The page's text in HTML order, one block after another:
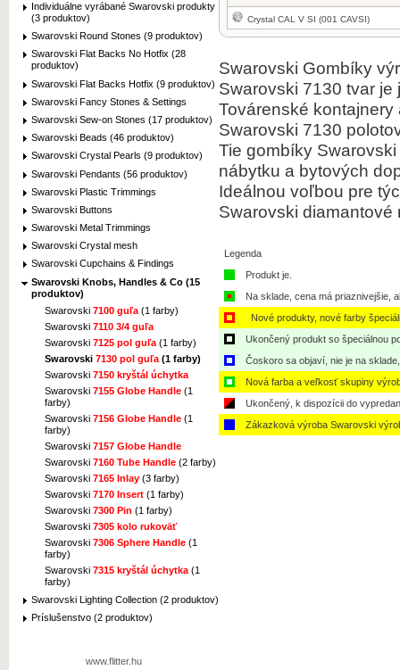
Individuálne vyrábané Swarovski produkty
(3 produktov)
Swarovski Round Stones (9 produktov)
Swarovski Flat Backs No Hotfix (28
produktov)
Swarovski Flat Backs Hotfix (9 produktov)
Swarovski Fancy Stones & Settings
Swarovski Sew-on Stones (17 produktov)
Swarovski Beads (46 produktov)
Swarovski Crystal Pearls (9 produktov)
Swarovski Pendants (56 produktov)
Swarovski Plastic Trimmings
Swarovski Buttons
Swarovski Metal Trimmings
Swarovski Crystal mesh
Swarovski Cupchains & Findings
Swarovski Knobs, Handles & Co (15
produktov)
Swarovski 7100 guľa (1 farby)
Swarovski 7110 3/4 guľa
Swarovski 7125 pol guľa (1 farby)
Swarovski 7130 pol guľa (1 farby)
Swarovski 7150 kryštál úchytka
Swarovski 7155 Globe Handle (1
farby)
Swarovski 7156 Globe Handle (1
farby)
Swarovski 7157 Globe Handle
Swarovski 7160 Tube Handle (2 farby)
Swarovski 7165 Inlay (3 farby)
Swarovski 7170 Insert (1 farby)
Swarovski 7300 Pin (1 farby)
Swarovski 7305 kolo rukoväť
Swarovski 7306 Sphere Handle (1
farby)
Swarovski 7315 kryštál úchytka (1
farby)
Swarovski Lighting Collection (2 produktov)
Príslušenstvo (2 produktov)
www.flitter.hu
Crystal CAL V SI (001 CAVSI)
Swarovski Gombíky
Swarovski 7130 tvar je
Továrenské
Swarovski 7130
Tie gombíky
nábytku a bytových
Ideálnou voľbou pre
Swarovski diamantové
Legenda
Produkt je.
Na sklade, cena má priaznivejšie,
Nové produkty, nové farby
Ukončený produkt so špeciálnou
Čoskoro sa objaví, nie je na
Nová farba a veľkosť skupiny
Ukončený, k dispozícii do
Zákazková výroba Swarovski